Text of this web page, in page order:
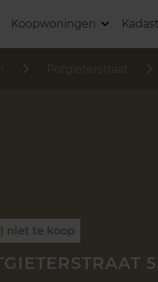
Koopwoningen
Potgieterstraat
niet te koop